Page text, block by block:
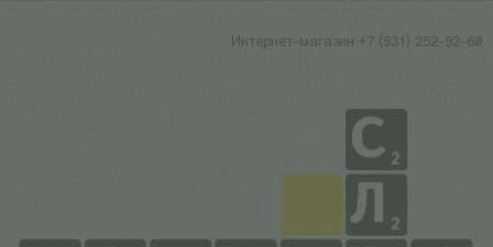
Интернет-магазин +7 (931) 252-92-60